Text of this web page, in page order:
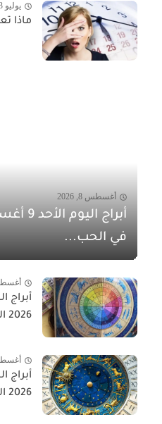
يوليو 23, 2026
ماذا
أغسطس 8, 2026
في الحب...
أغسطس
2026 العامة في الحب والعمل...
أغسطس
2026 العامة في الحب والعمل...